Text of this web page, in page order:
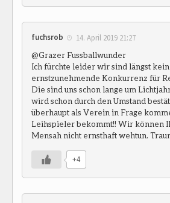
fuchsrob 14. April 2019 21:27
@Grazer Fussballwunder
Ich fürchte leider wir sind längst
ernstzunehmende Konkurrenz für
Die sind uns schon lange um
wird schon durch den Umstand
überhaupt als Verein in Frage
Leihspieler bekommt!! Wir können
Mensah nicht ernsthaft wehtun.
+4